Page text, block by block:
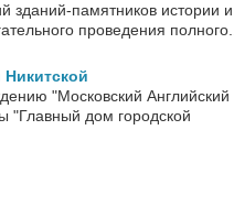
зданий-памятников истории и
проведения полного...
"Московский Английский
"Главный дом городской